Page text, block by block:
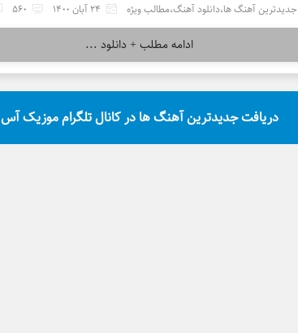
جدیدترین آهنگ ها،دانلود آهنگ،مطالب ویژه 24 آبان 1400 560
ادامه مطلب + دانلود ...
دریافت جدیدترین آهنگ ها در کانال تلگرام موزیک آس